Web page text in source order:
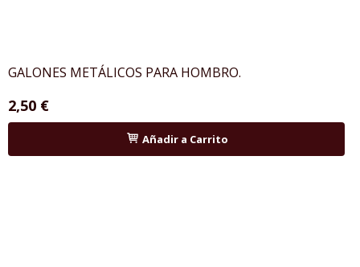
GALONES METÁLICOS PARA HOMBRO.
2,50 €
Añadir a Carrito